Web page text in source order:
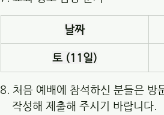
날짜
토 (11일)
8. 처음 예배에 참석하신 분들은 방
    작성해 제출해 주시기 바랍니다.